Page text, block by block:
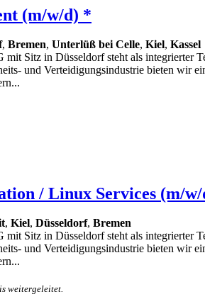
(m/w/d) *
, Bremen, Unterlüß bei Celle, Kiel, Kassel
Sitz in Düsseldorf steht als integrierter
und Verteidigungsindustrie bieten
/ Linux Services (m/
, Kiel, Düsseldorf, Bremen
Sitz in Düsseldorf steht als integrierter
und Verteidigungsindustrie bieten
weitergeleitet.